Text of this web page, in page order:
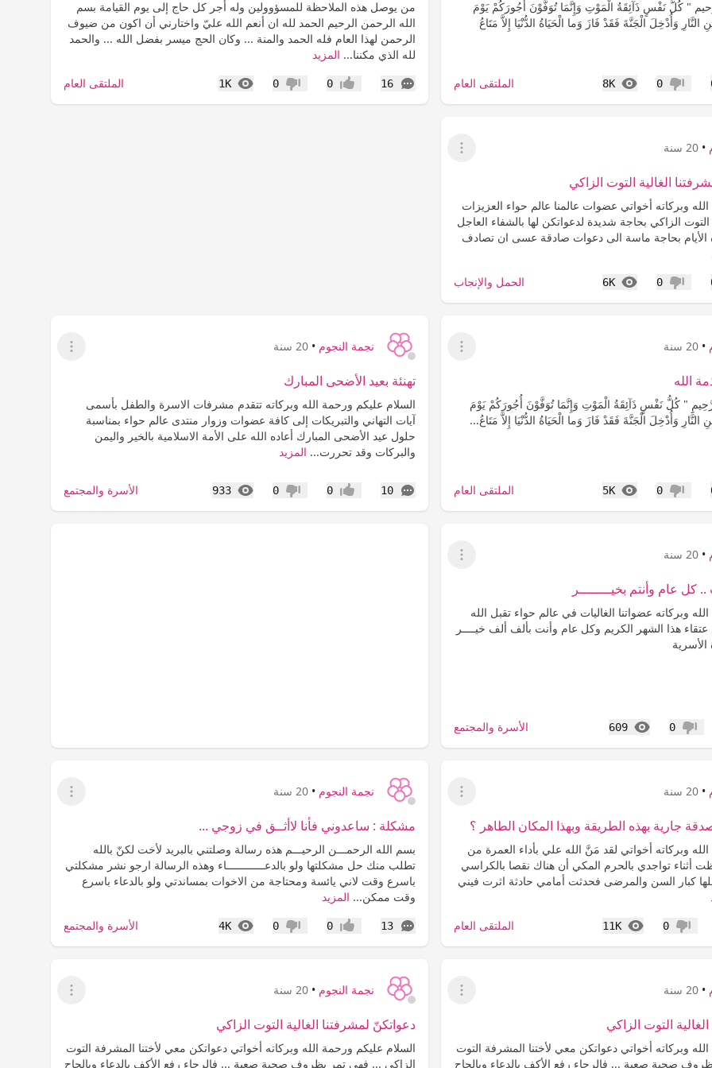
" كُلُّ نَفْسٍ ذَآئِقَةُ الْمَوْتِ وَإِنَّمَا تُوَفَّوْنَ أُجُورَكُمْ يَوْمَ
وَأُدْخِلَ الْجَنَّةَ فَقَدْ فَازَ وَما الْحَيَاةُ الدُّنْيَا إِلاَّ مَتَاعُ
عدم إعجاب
0
8K
المشاهدات الملتقى العام
من يوصل هذه الملاحظة للمسؤوولين وله أجر كل حاج إلى يوم القيامة بسم
الله الرحمن الرحيم الحمد لله ان أنعم الله عليّ واختارني أن اكون من ضيوف
الرحمن لهذا العام فله الحمد والمنة ... وكان الحج ميسر بفضل الله ... والحمد
لله الذي مكننا... المزيد
16
التعليقات إعجاب0 عدم إعجاب
0
1K
المشاهدات الملتقى العام
• 20 سنة
عرض القائمة
الغالية التوت الزاكي
وبركاته أخواتي عضوات عالمنا عالم حواء العزيزات
التوت الزاكي بحاجة شديدة لدعواتكن لها بالشفاء العاجل
الأيام بحاجة ماسة الى دعوات صادقة عسى ان تصادف
عدم إعجاب
0
6K
المشاهدات الحمل والإنجاب
• 20 سنة
عرض القائمة
الله
" كُلُّ نَفْسٍ ذَآئِقَةُ الْمَوْتِ وَإِنَّمَا تُوَفَّوْنَ أُجُورَكُمْ يَوْمَ
وَأُدْخِلَ الْجَنَّةَ فَقَدْ فَازَ وَما الْحَيَاةُ الدُّنْيَا إِلاَّ مَتَاعُ...
عدم إعجاب
0
5K
المشاهدات الملتقى العام
نجمة النجوم • 20 سنة
عرض القائمة
تهنئة بعيد الأضحى المبارك
السلام عليكم ورحمة الله وبركاته تتقدم مشرفات الاسرة والطفل بأسمى
آيات التهاني والتبريكات إلى كافة عضوات وزوار منتدى عالم حواء بمناسبة
حلول عيد الأضحى المبارك أعاده الله على الأمة الاسلامية بالخير واليمن
والبركات وقد تحررت... المزيد
10
التعليقات إعجاب0 عدم إعجاب
0
933
المشاهدات الأسرة والمجتمع
• 20 سنة
عرض القائمة
.. كل عام وأنتم بخيــــــــر
وبركاته عضواتنا الغاليات في عالم حواء تقبل الله
هذا الشهر الكريم وكل عام وأنت بألف ألف خيــــر
عدم إعجاب
0
609
المشاهدات الأسرة والمجتمع
• 20 سنة
عرض القائمة
جارية بهذه الطريقة وبهذا المكان الطاهر ؟
وبركاته أخواتي لقد مَنَّ الله علي بأداء العمرة من
أثناء تواجدي بالحرم المكي أن هناك نقصا بالكراسي
كبار السن والمرضى فحدثت أمامي حادثة اثرت فيني
عدم إعجاب
0
11K
المشاهدات الملتقى العام
نجمة النجوم • 20 سنة
عرض القائمة
مشكلة : ساعدوني فأنا لاأثــق في زوجي ...
بسم الله الرحمـــن الرحيـــم هذه رسالة وصلتني بالبريد لأخت لكنّ بالله
تطلب منك حل مشكلتها ولو بالدعــــــــــــاء وهذه الرسالة ارجو نشر مشكلتي
باسرع وقت لاني يائسة ومحتاجة من الاخوات بمساندتي ولو بالدعاء باسرع
وقت ممكن... المزيد
13
التعليقات إعجاب0 عدم إعجاب
0
4K
المشاهدات الأسرة والمجتمع
• 20 سنة
عرض القائمة
التوت الزاكي
وبركاته أخواتي دعواتكن معي لأختنا المشرفة التوت
صحية صعبة ... فالرجاء رفع الأكف بالدعاء وبالحاح
نجمة النجوم • 20 سنة
عرض القائمة
دعواتكنّ لمشرفتنا الغالية التوت الزاكي
السلام عليكم ورحمة الله وبركاته أخواتي دعواتكن معي لأختنا المشرفة التوت
الزاكي ... فهي تمر بظروف صحية صعبة ... فالرجاء رفع الأكف بالدعاء وبالحاح